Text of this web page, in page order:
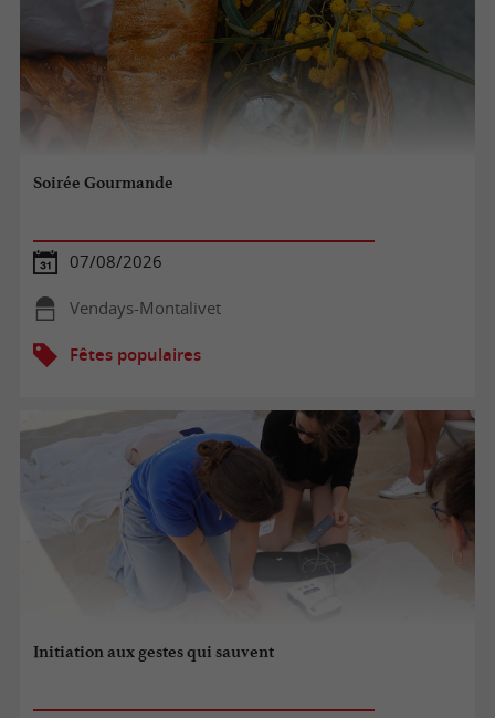
Soirée Gourmande
07/08/2026
Vendays-Montalivet
Fêtes populaires
Initiation aux gestes qui sauvent